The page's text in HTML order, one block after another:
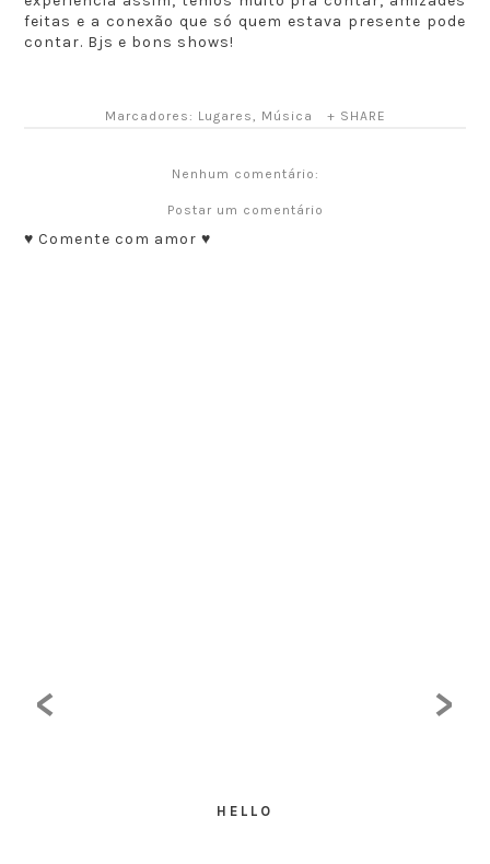
feitas e a conexão que só quem estava presente pode
contar. Bjs e bons shows!
Marcadores: Lugares Música + SHARE
Nenhum comentário:
Postar um comentário
♥ Comente com amor ♥
< >
HELLO